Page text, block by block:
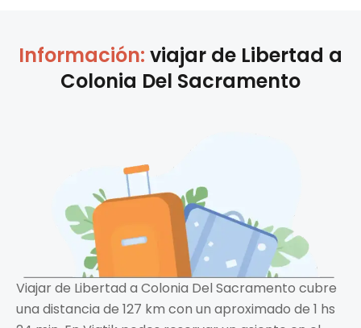
Información: viajar de Libertad a
Colonia Del Sacramento
Viajar de Libertad a Colonia Del Sacramento cubre
una distancia de 127 km con un aproximado de 1 hs